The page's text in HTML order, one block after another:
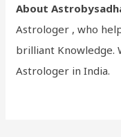
About
Astrologer , who
brilliant Knowledge.
Astrologer in India.